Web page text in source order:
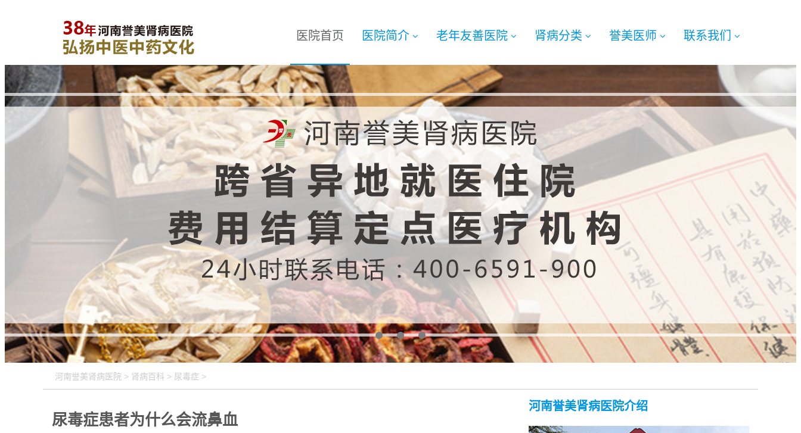
医院首页 医院简介 老年友善医院 肾病分类 誉美医师 联系我们
河南誉美肾病医院 > 肾病百科 > 尿毒症 >
尿毒症患者为什么会流鼻血
河南誉美肾病医院介绍